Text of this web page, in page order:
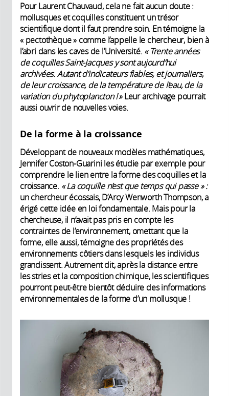
Pour Laurent Chauvaud, cela ne fait aucun doute :
mollusques et coquilles constituent un trésor
scientifique dont il faut prendre soin. En témoigne la
« pectothèque » comme l’appelle le chercheur, bien à
l’abri dans les caves de l’Université. « Trente années
de coquilles ­Saint-Jacques y sont aujourd’hui
archivées. Autant d’indicateurs fiables, et ­journaliers,
de leur croissance, de la ­température de l’eau, de la
variation du phytoplancton ! »Leur archivage pourrait
aussi ouvrir de nouvelles voies.
De la forme à la croissance
Développant de nouveaux modèles mathématiques,
Jennifer Coston-Guarini les étudie par exemple pour
comprendre le lien entre la forme des coquilles et la
croissance. « La coquille n’est que temps qui passe » :
un chercheur écossais, D’Arcy Wenworth Thompson, a
érigé cette idée en loi fondamentale. Mais pour la
chercheuse, il n’avait pas pris en compte les
contraintes de l’environnement, omettant que la
forme, elle aussi, témoigne des propriétés des
environnements côtiers dans lesquels les individus
grandissent. Autrement dit, après la distance entre
les stries et la composition chimique, les scientifiques
pourront peut-être bientôt déduire des informations
environnementales de la forme d’un mollusque !